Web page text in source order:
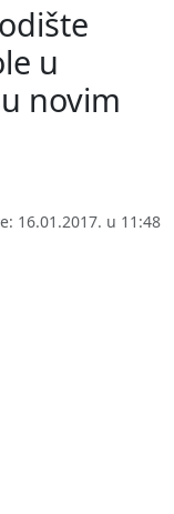
u
novim
16.01.2017. u 11:48